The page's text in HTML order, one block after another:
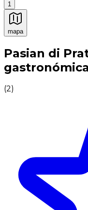
1
mapa
Experiencias
Pasian di
(2)